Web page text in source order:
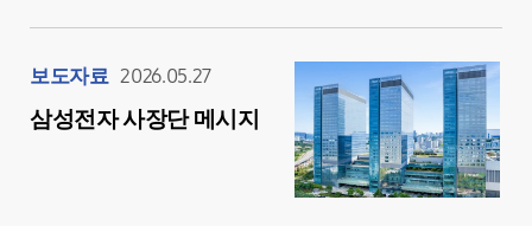
보도자료 2026.05.27
삼성전자 사장단 메시지